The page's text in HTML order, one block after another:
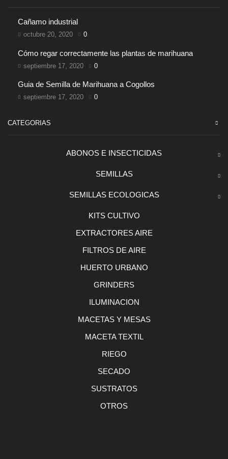
Cañamo industrial
octubre 20, 2020 0
Cómo regar correctamente las plantas de marihuana
septiembre 17, 2020 0
Guia de Semilla de Marihuana a Cogollos
septiembre 17, 2020 0
CATEGORIAS
ABONOS E INSECTICIDAS
SEMILLAS
SEMILLAS ECOLOGICAS
KITS CULTIVO
EXTRACTORES AIRE
FILTROS DE AIRE
HUERTO URBANO
GRINDERS
ILUMINACION
MACETAS Y MESAS
MACETA TEXTIL
RIEGO
SECADO
SUSTRATOS
OTROS